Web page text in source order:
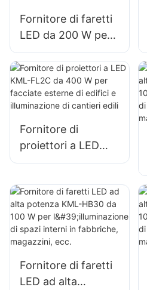
Fornitore di faretti
LED da 200 W per
illuminazione di
parcheggi e
magazzini esterni
KML-FL2C
Fornitore di
proiettori a LED
KML-FL2C da 400
esterne di edifici e
illuminazione di
cantieri edili
Fornitore di faretti
LED ad alta